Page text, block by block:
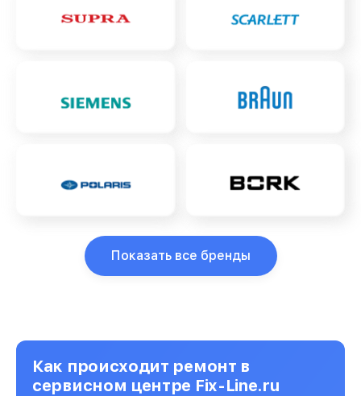
Показать все бренды
Как происходит ремонт в
сервисном центре Fix-Line.ru